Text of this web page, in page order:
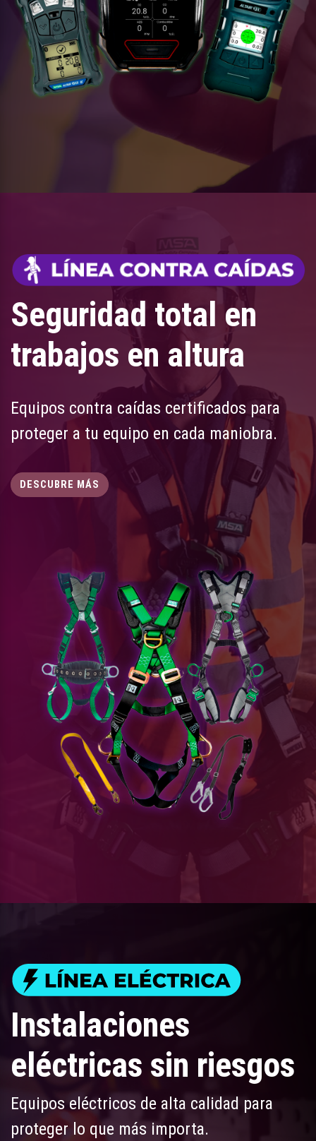
Seguridad total en
trabajos en altura
Equipos contra caídas certificados para
proteger a tu equipo en cada maniobra.
DESCUBRE MÁS
Instalaciones
eléctricas sin riesgos
Equipos eléctricos de alta calidad para
proteger lo que más importa.